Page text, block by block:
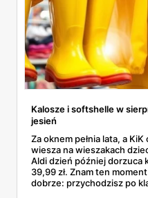
Kalosze i softshelle w
jesień
Za oknem pełnia lata, a
wiesza na wieszakach
Aldi dzień później dorzuca
39,99 zł. Znam ten
dobrze: przychodzisz po